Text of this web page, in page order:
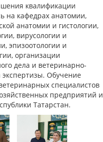
квалификации
на кафедрах анатомии,
анатомии и гистологии,
вирусологии и
эпизоотологии и
организации
дела и ветеринарно-
Обучение
специалистов
предприятий и
Татарстан.